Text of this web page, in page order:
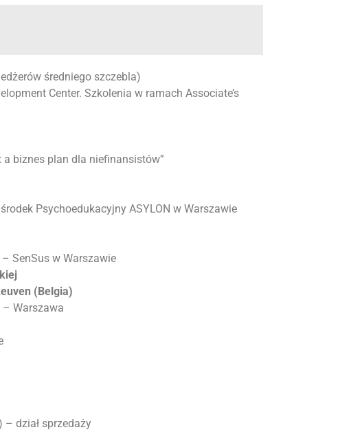
średniego szczebla)
Center. Szkolenia w ramach Associate’s
biznes plan dla niefinansistów”
Psychoedukacyjny ASYLON w Warszawie
– SenSus w Warszawie
(Belgia)
– Warszawa
dział sprzedaży